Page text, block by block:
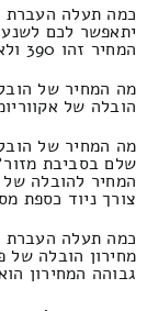
כמה תעלה העברת
יתאפשר לכם
המחיר זהו 390 ולא יותר מ250 שקלים.
מה המחיר של
הובלה של אקווריומים המחירון
מה המחיר של
שלם בסביבת
המחיר להובלה
צורך ניוד כספת מסורבלת
כמה תעלה העברת
מחירון הובלה של
גבוהה המחירון הוא 390 ולא יותר מ190 שקלים.